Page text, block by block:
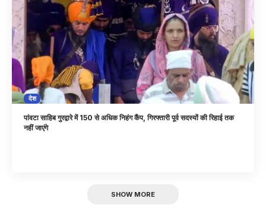
देश
पांवटा साहिब गुरद्वारे में 150 से अधिक निहंग कैंप, गिरफ्तारी पूर्व सदस्यों की रिहाई तक
नहीं जाएंगे
SHOW MORE